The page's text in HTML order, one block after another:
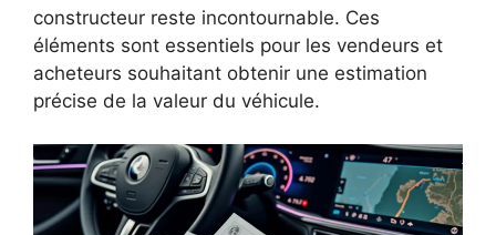
constructeur reste incontournable. Ces
éléments sont essentiels pour les vendeurs et
acheteurs souhaitant obtenir une estimation
précise de la valeur du véhicule.